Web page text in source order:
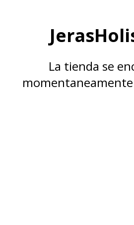
La tienda se